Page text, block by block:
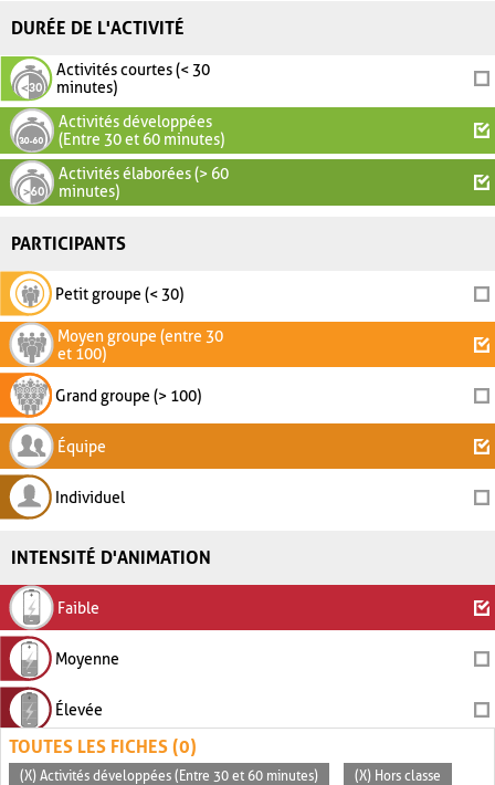
DURÉE DE L'ACTIVITÉ
Activités courtes (< 30
minutes)
Activités développées
(Entre 30 et 60 minutes)
Activités élaborées (> 60
minutes)
PARTICIPANTS
Petit groupe (< 30)
Moyen groupe (entre 30
et 100)
Grand groupe (> 100)
Équipe
Individuel
INTENSITÉ D'ANIMATION
Faible
Moyenne
Élevée
TOUTES LES FICHES (0)
(X) Activités développées (Entre 30 et 60 minutes) (X) Hors classe